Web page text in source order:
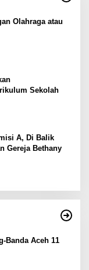
Olahraga atau
Sekolah
A, Di Balik
Gereja Bethany
Banda Aceh 11